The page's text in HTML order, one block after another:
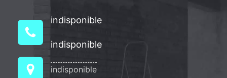
indisponible
indisponible
indisponible